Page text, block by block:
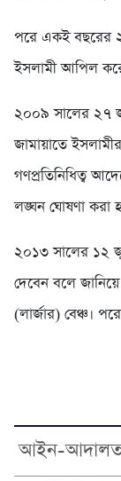
পরে একই বছরের ২
ইসলামী আপিল
২০০৯ সালের ২৭
জামায়াতে
গণপ্রতিনিধিত্ব
লঙ্ঘন ঘোষণা করা
২০১৩ সালের ১২
দেবেন বলে
(লার্জার) বেঞ্চ।
আইন-আদালত